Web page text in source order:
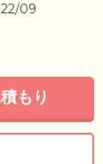
09
もり